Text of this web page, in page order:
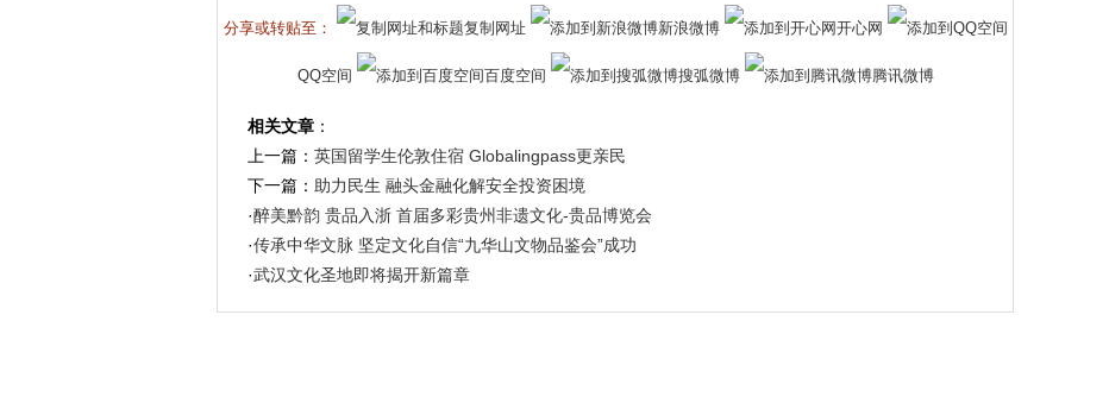
分享或转贴至： 复制网址 新浪微博 开心网
QQ空间 百度空间 搜弧微博 腾讯微博
相关文章 ：
上一篇： 英国留学生伦敦住宿 Globalingpass更亲民
下一篇： 助力民生 融头金融化解安全投资困境
·醉美黔韵 贵品入浙 首届多彩贵州非遗文化-贵品博览会
·传承中华文脉 坚定文化自信“九华山文物品鉴会”成功
·武汉文化圣地即将揭开新篇章